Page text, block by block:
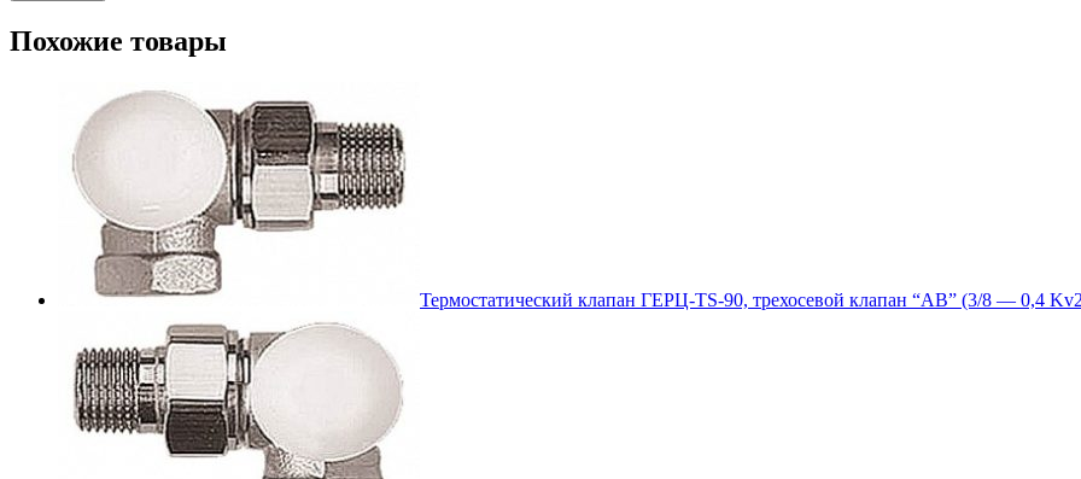
Похожие товары
Термостатический клапан ГЕРЦ-TS-90, трехосевой клапан “АВ” (3/8 — 0,4